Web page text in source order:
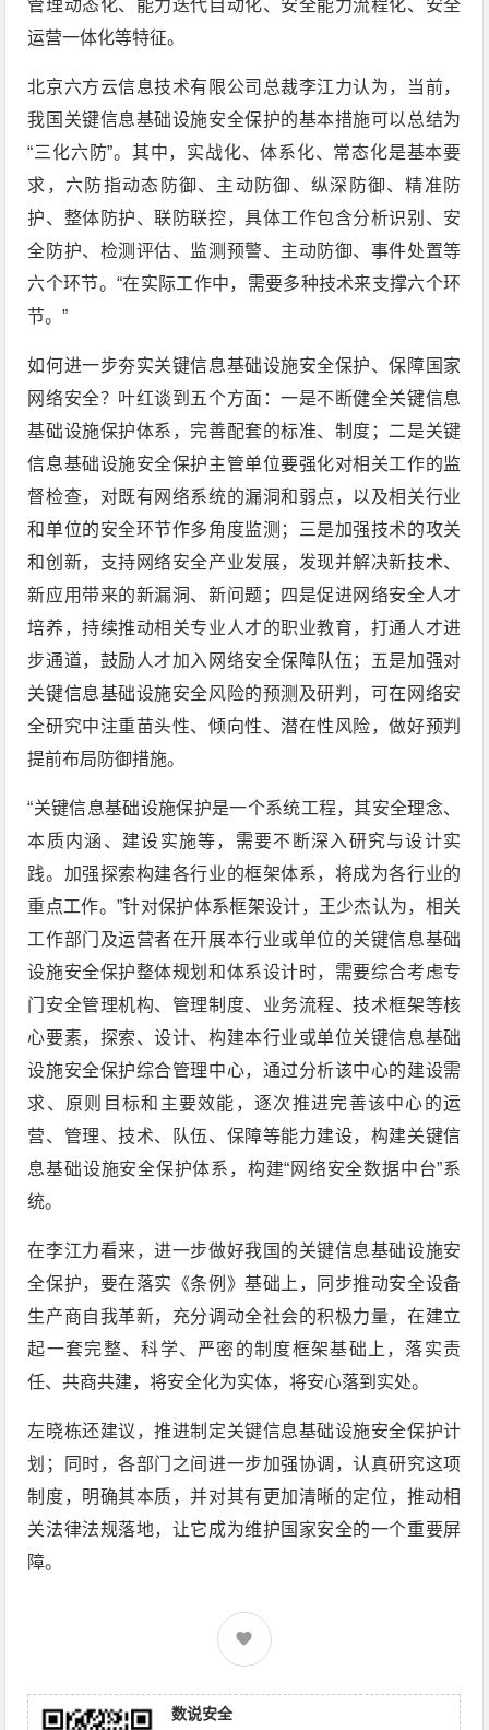
管理动态化、能力迭代自动化、安全能力流程化、安全
运营一体化等特征。
北京六方云信息技术有限公司总裁李江力认为，当前，
我国关键信息基础设施安全保护的基本措施可以总结为
“三化六防”。其中，实战化、体系化、常态化是基本要
求，六防指动态防御、主动防御、纵深防御、精准防
护、整体防护、联防联控，具体工作包含分析识别、安
全防护、检测评估、监测预警、主动防御、事件处置等
六个环节。“在实际工作中，需要多种技术来支撑六个环
节。”
如何进一步夯实关键信息基础设施安全保护、保障国家
网络安全？叶红谈到五个方面：一是不断健全关键信息
基础设施保护体系，完善配套的标准、制度；二是关键
信息基础设施安全保护主管单位要强化对相关工作的监
督检查，对既有网络系统的漏洞和弱点，以及相关行业
和单位的安全环节作多角度监测；三是加强技术的攻关
和创新，支持网络安全产业发展，发现并解决新技术、
新应用带来的新漏洞、新问题；四是促进网络安全人才
培养，持续推动相关专业人才的职业教育，打通人才进
步通道，鼓励人才加入网络安全保障队伍；五是加强对
关键信息基础设施安全风险的预测及研判，可在网络安
全研究中注重苗头性、倾向性、潜在性风险，做好预判
提前布局防御措施。
“关键信息基础设施保护是一个系统工程，其安全理念、
本质内涵、建设实施等，需要不断深入研究与设计实
践。加强探索构建各行业的框架体系，将成为各行业的
重点工作。”针对保护体系框架设计，王少杰认为，相关
工作部门及运营者在开展本行业或单位的关键信息基础
设施安全保护整体规划和体系设计时，需要综合考虑专
门安全管理机构、管理制度、业务流程、技术框架等核
心要素，探索、设计、构建本行业或单位关键信息基础
设施安全保护综合管理中心，通过分析该中心的建设需
求、原则目标和主要效能，逐次推进完善该中心的运
营、管理、技术、队伍、保障等能力建设，构建关键信
息基础设施安全保护体系，构建“网络安全数据中台”系
统。
在李江力看来，进一步做好我国的关键信息基础设施安
全保护，要在落实《条例》基础上，同步推动安全设备
生产商自我革新，充分调动全社会的积极力量，在建立
起一套完整、科学、严密的制度框架基础上，落实责
任、共商共建，将安全化为实体，将安心落到实处。
左晓栋还建议，推进制定关键信息基础设施安全保护计
划；同时，各部门之间进一步加强协调，认真研究这项
制度，明确其本质，并对其有更加清晰的定位，推动相
关法律法规落地，让它成为维护国家安全的一个重要屏
障。
数说安全